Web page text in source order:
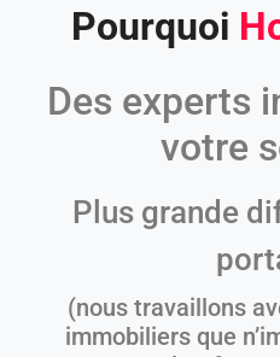
Pourquoi
Des experts
votre
Plus grande
(nous travaillons
immobiliers que